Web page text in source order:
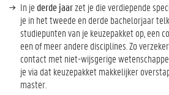
In jederde jaarzet je die verdiepende
je in het tweede en derde bachelorjaar
studiepunten van je keuzepakket op, een
een of meer andere disciplines. Zo
contact met niet-wijsgerige
je via dat keuzepakket makkelijker
master.